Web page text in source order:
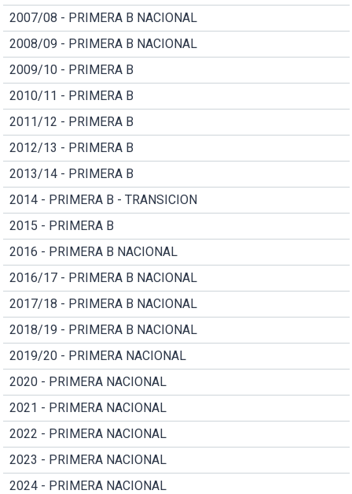
2007/08 - PRIMERA B NACIONAL
2008/09 - PRIMERA B NACIONAL
2009/10 - PRIMERA B
2010/11 - PRIMERA B
2011/12 - PRIMERA B
2012/13 - PRIMERA B
2013/14 - PRIMERA B
2014 - PRIMERA B - TRANSICION
2015 - PRIMERA B
2016 - PRIMERA B NACIONAL
2016/17 - PRIMERA B NACIONAL
2017/18 - PRIMERA B NACIONAL
2018/19 - PRIMERA B NACIONAL
2019/20 - PRIMERA NACIONAL
2020 - PRIMERA NACIONAL
2021 - PRIMERA NACIONAL
2022 - PRIMERA NACIONAL
2023 - PRIMERA NACIONAL
2024 - PRIMERA NACIONAL